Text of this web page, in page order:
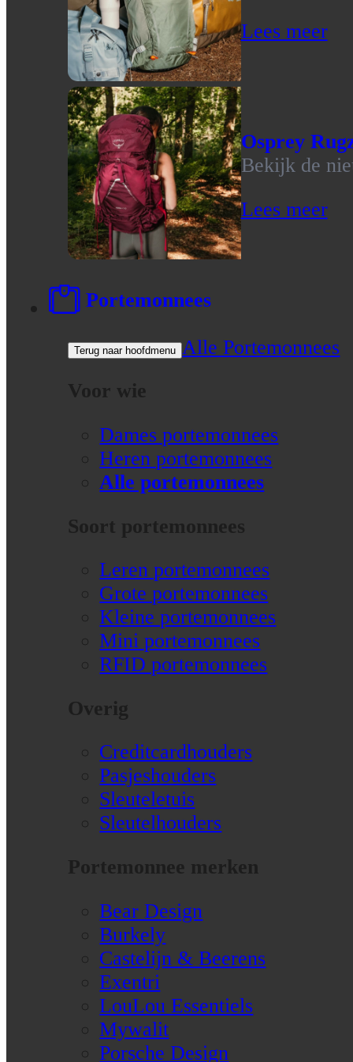
Lees meer
Osprey
Bekijk de
Lees meer
Portemonnees
Terug naar hoofdmenu Alle Portemonnees
Voor wie
Dames portemonnees
Heren portemonnees
Alle portemonnees
Soort portemonnees
Leren portemonnees
Grote portemonnees
Kleine portemonnees
Mini portemonnees
RFID portemonnees
Overig
Creditcardhouders
Pasjeshouders
Sleuteletuis
Sleutelhouders
Portemonnee merken
Bear Design
Burkely
Castelijn & Beerens
Exentri
LouLou Essentiels
Mywalit
Porsche Design